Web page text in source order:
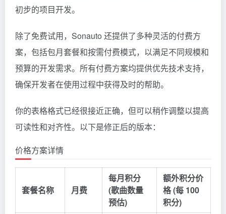
初步的项目开发。
除了免费试用，Sonauto 还提供了多种灵活的付费方
案，包括包月套餐和按需付费模式，以满足不同规模和
预算的开发需求。所有付费方案均提供优先技术支持，
确保开发者在使用过程中获得及时的帮助。
你的表格格式已经很接近正确，但可以稍作调整以提高
可读性和对齐性。以下是修正后的版本：
价格方案详情
套餐名称 月费
每月积分
(歌曲数量
预估)
额外积分价
格 (每 100
积分)